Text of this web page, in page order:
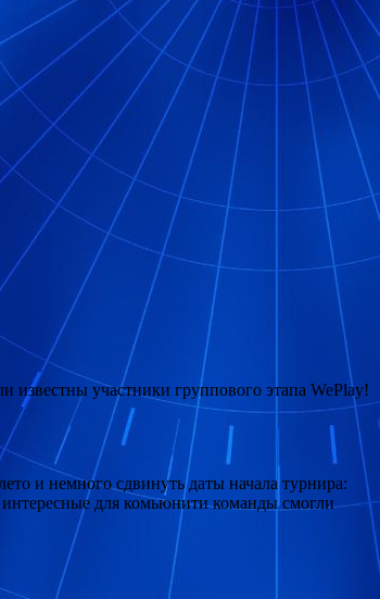
известны участники группового этапа WePlay!
и немного сдвинуть даты начала турнира:
для комьюнити команды смогли